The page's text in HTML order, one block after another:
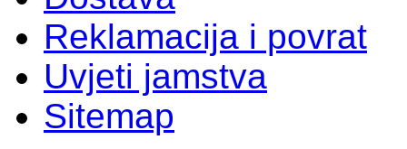
Reklamacija i povrat
Uvjeti jamstva
Sitemap